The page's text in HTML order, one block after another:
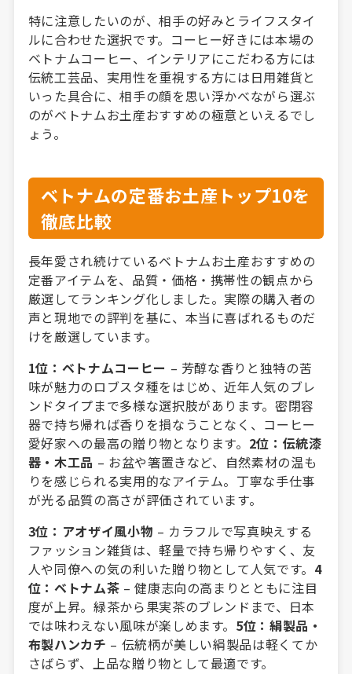
特に注意したいのが、相手の好みとライフスタイ
ルに合わせた選択です。コーヒー好きには本場の
ベトナムコーヒー、インテリアにこだわる方には
伝統工芸品、実用性を重視する方には日用雑貨と
いった具合に、相手の顔を思い浮かべながら選ぶ
のがベトナムお土産おすすめの極意といえるでし
ょう。
ベトナムの定番お土産トップ10を
徹底比較
長年愛され続けているベトナムお土産おすすめの
定番アイテムを、品質・価格・携帯性の観点から
厳選してランキング化しました。実際の購入者の
声と現地での評判を基に、本当に喜ばれるものだ
けを厳選しています。
1位：ベトナムコーヒー – 芳醇な香りと独特の苦
味が魅力のロブスタ種をはじめ、近年人気のブレ
ンドタイプまで多様な選択肢があります。密閉容
器で持ち帰れば香りを損なうことなく、コーヒー
愛好家への最高の贈り物となります。 2位：伝統漆
器・木工品 – お盆や箸置きなど、自然素材の温も
りを感じられる実用的なアイテム。丁寧な手仕事
が光る品質の高さが評価されています。
3位：アオザイ風小物 – カラフルで写真映えする
ファッション雑貨は、軽量で持ち帰りやすく、友
人や同僚への気の利いた贈り物として人気です。 4
位：ベトナム茶 – 健康志向の高まりとともに注目
度が上昇。緑茶から果実茶のブレンドまで、日本
では味わえない風味が楽しめます。 5位：絹製品・
布製ハンカチ – 伝統柄が美しい絹製品は軽くてか
さばらず、上品な贈り物として最適です。